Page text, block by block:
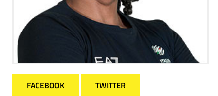
FACEBOOK
TWITTER